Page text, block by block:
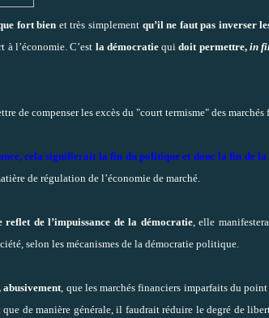
fort bien et très simplement qu’il ne faut pas inverser
l’économie. C’est la démocratiequidoit permettre,in
de compenser les excès du "court termisme" des marchés
cela signifierait la fin du politique et donc la fin de
de régulation de l’économie de marché.
reflet de l’impuissance de la démocratie, elle
selon les mécanismes de la démocratie politique.
, que les marchés financiers imparfaits du
de manière générale, il faudrait réduire le degré de